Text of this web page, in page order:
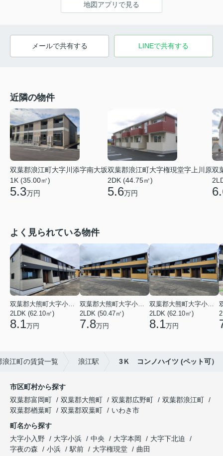
地図アプリで見る
メールで共有する LINEで共有する
近隣の物件
双葉郡浪江町大字川添字南大坂
1K (35.00㎡)
5.3万円
双葉郡浪江町大字権現堂字上川原
2DK (44.75㎡)
5.6万円
双
よく見られている物件
双葉郡大熊町大字小入野字西大和久
2LDK (62.10㎡)
8.1万円
双葉郡大熊町大字小入野字西大和久
2LDK (50.47㎡)
7.8万円
双葉郡大熊町大字小入野字西大和久
2LDK (62.10㎡)
8.1万円
浪江町の賃貸一覧 浪江駅 3Ｋ コンノハイツ (ペット可）
市区町村から探す
双葉郡富岡町
双葉郡大熊町 双葉郡広野町
双葉郡浪江町
双葉郡楢葉町
双葉郡双葉町
いわき市
町名から探す
大字小入野
大字小浜 中央 大字本岡
大字下北迫
字夜の森
小浜 駅前 大字権現堂
曲田